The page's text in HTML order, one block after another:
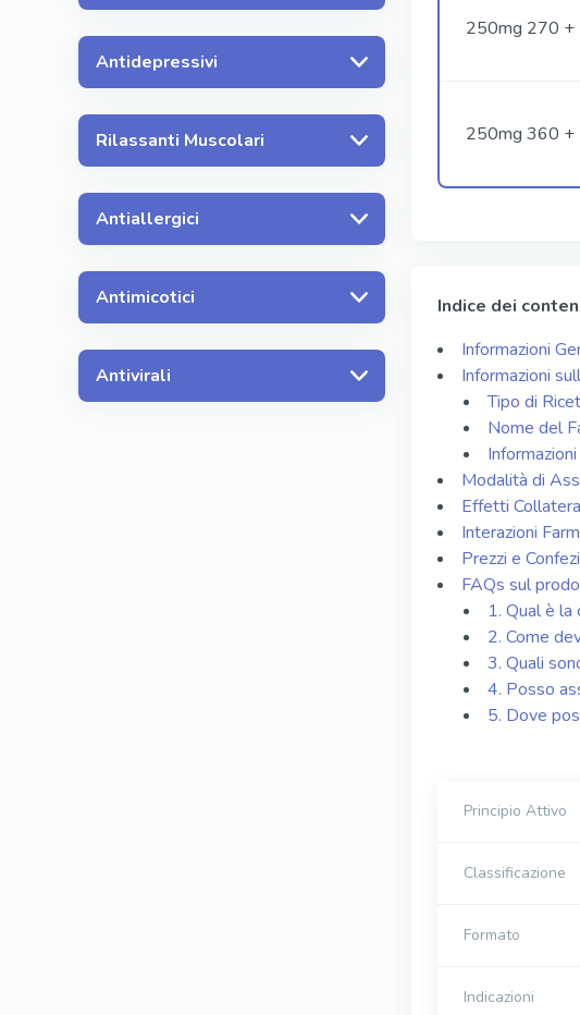
Antidepressivi
Rilassanti Muscolari
Antiallergici
Antimicotici
Antivirali
250mg 270 +
250mg 360 +
Indice dei
Informazioni
Informazioni
Tipo di
Nome del
Modalità di
Effetti
Interazioni
Prezzi e
FAQs sul
1. Qual è
2. Come
3. Quali
4. Posso
5. Dove
Principio Attivo
Classificazione
Formato
Indicazioni